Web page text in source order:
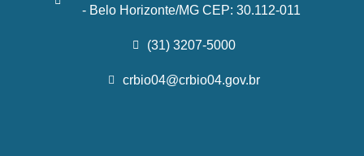
- Belo Horizonte/MG CEP: 30.112-011
(31) 3207-5000
crbio04@crbio04.gov.br